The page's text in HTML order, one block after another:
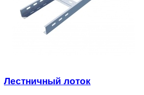
Лестничный лоток